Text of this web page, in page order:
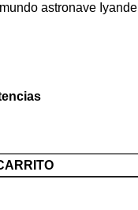
astronave